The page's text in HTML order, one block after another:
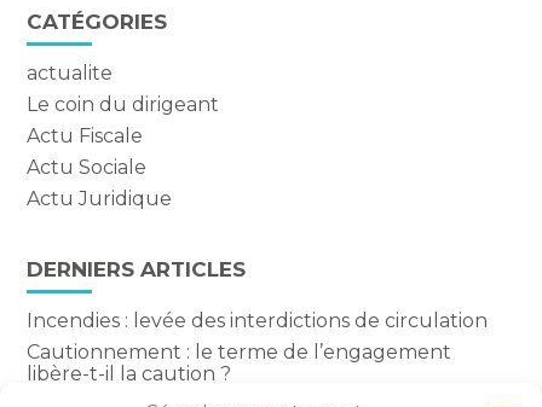
CATÉGORIES
actualite
Le coin du dirigeant
Actu Fiscale
Actu Sociale
Actu Juridique
DERNIERS ARTICLES
Incendies : levée des interdictions de circulation
Cautionnement : le terme de l’engagement
libère-t-il la caution ?